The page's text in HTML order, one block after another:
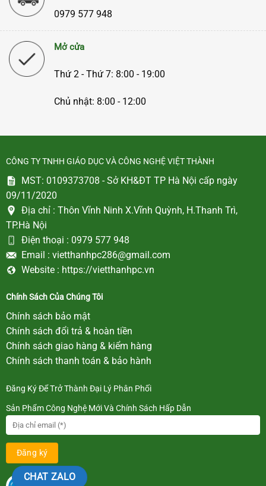
0979 577 948
Mở cửa
Thứ 2 - Thứ 7: 8:00 - 19:00
Chủ nhật: 8:00 - 12:00
CÔNG TY TNHH GIÁO DỤC VÀ CÔNG NGHỆ VIỆT THÀNH
MST: 0109373708 - Sở KH&ĐT TP Hà Nội cấp ngày
09/11/2020
Địa chỉ : Thôn Vĩnh Ninh X.Vĩnh Quỳnh, H.Thanh Trì,
TP.Hà Nội
Điện thoại : 0979 577 948
Email : vietthanhpc286@gmail.com
Website : https://vietthanhpc.vn
Chính Sách Của Chúng Tôi
Chính sách bảo mật
Chính sách đổi trả & hoàn tiền
Chính sách giao hàng & kiểm hàng
Chính sách thanh toán & bảo hành
Đăng Ký Để Trở Thành Đại Lý Phân Phối
Sản Phẩm Công Nghệ Mới Và Chính Sách Hấp Dẫn
CHAT ZALO